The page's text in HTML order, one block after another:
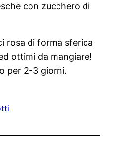
con zucchero di
rosa di forma sferica
ottimi da mangiare!
per 2-3 giorni.